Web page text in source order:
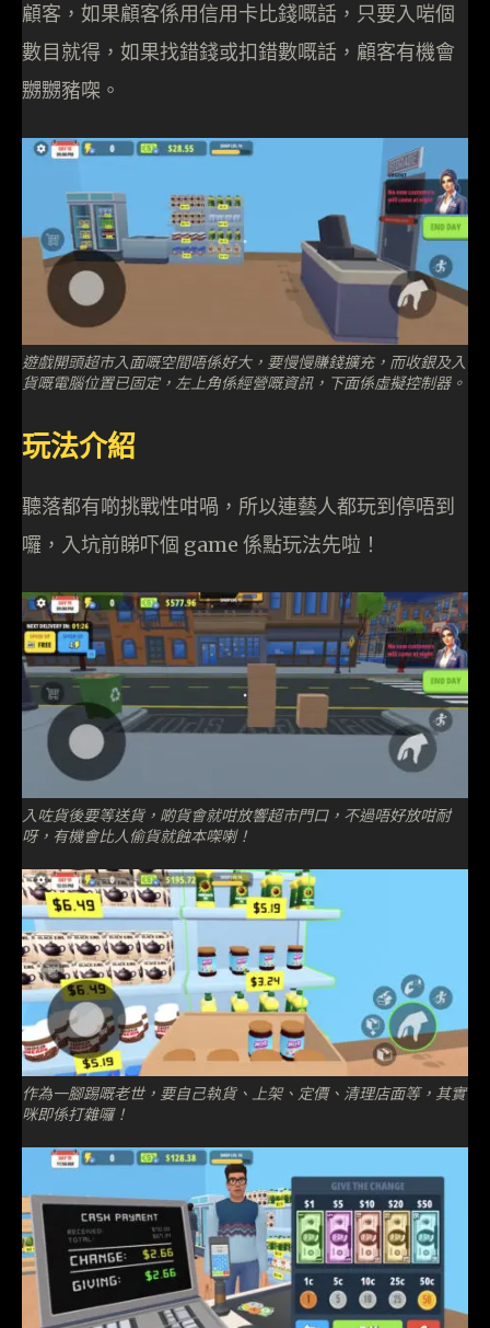
顧客，如果顧客係用信用卡比錢嘅話，只要入啱個
數目就得，如果找錯錢或扣錯數嘅話，顧客有機會
嬲嬲豬㗎。
遊戲開頭超市入面嘅空間唔係好大，要慢慢賺錢擴充，而收銀及入
貨嘅電腦位置已固定，左上角係經營嘅資訊，下面係虛擬控制器。
玩法介紹
聽落都有啲挑戰性咁喎，所以連藝人都玩到停唔到
囉，入坑前睇吓個 game 係點玩法先啦！
入咗貨後要等送貨，啲貨會就咁放響超市門口，不過唔好放咁耐
呀，有機會比人偷貨就蝕本㗎喇！
作為一腳踢嘅老世，要自己執貨、上架、定價、清理店面等，其實
咪即係打雜囉！